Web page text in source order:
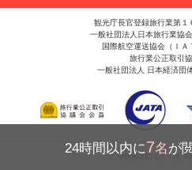
24時間以内に7名が
観光庁長官登録旅行業第１
一般社団法人日本旅行業協
国際航空運送協会（ＩＡ
旅行業公正取引
一般社団法人 日本経済団
© TABIKOBO Co. Ltd. All